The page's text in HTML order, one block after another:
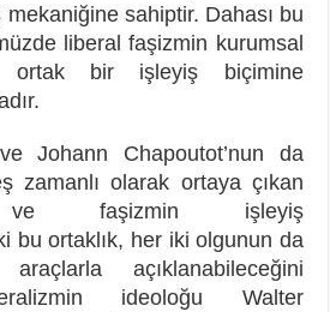
sahiptir. Dahası bu
liberal faşizmin kurumsal
ortak bir işleyiş biçimine
Johann Chapoutot’nun da
zamanlı olarak ortaya çıkan
ve faşizmin işleyiş
bu ortaklık, her iki olgunun da
açıklanabileceğini
ideoloğu Walter